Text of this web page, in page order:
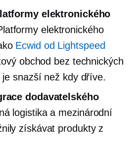
elektronického
elektronického
Ecwid od Lightspeed
obchod bez technických
snazší než kdy dříve.
dodavatelského
logistika a mezinárodní
získávat produkty z